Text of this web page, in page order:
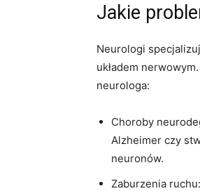
Jakie
Neurologi
układem
neurologa:
Choroby
Alzheimer czy
neuronów.
Zaburzenia